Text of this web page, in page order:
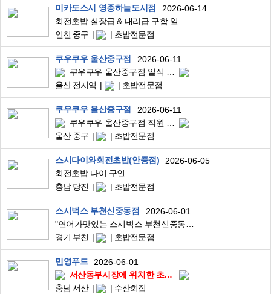
미카도스시 영종하늘도시점
2026-06-14
인천 중구
초밥전문점
쿠우쿠우 울산중구점
2026-06-11
쿠우쿠우 울산중구점 일식 직급자 구인
울산 전지역
초밥전문점
쿠우쿠우 울산중구점
2026-06-11
쿠우쿠우 울산중구점 직원 모집 합니다.
울산 중구
초밥전문점
스시다이와회전초밥(안중점)
2026-06-05
회전초밥 다이 구인
충남 당진
초밥전문점
스시벅스 부천신중동점
2026-06-01
경기 부천
초밥전문점
민영푸드
2026-06-01
서산동부시장에 위치한 초밥집 실장님,과장님 모십니다.
충남 서산
수산회집